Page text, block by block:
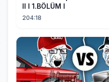
II I 1.BÖLÜM I
204:18